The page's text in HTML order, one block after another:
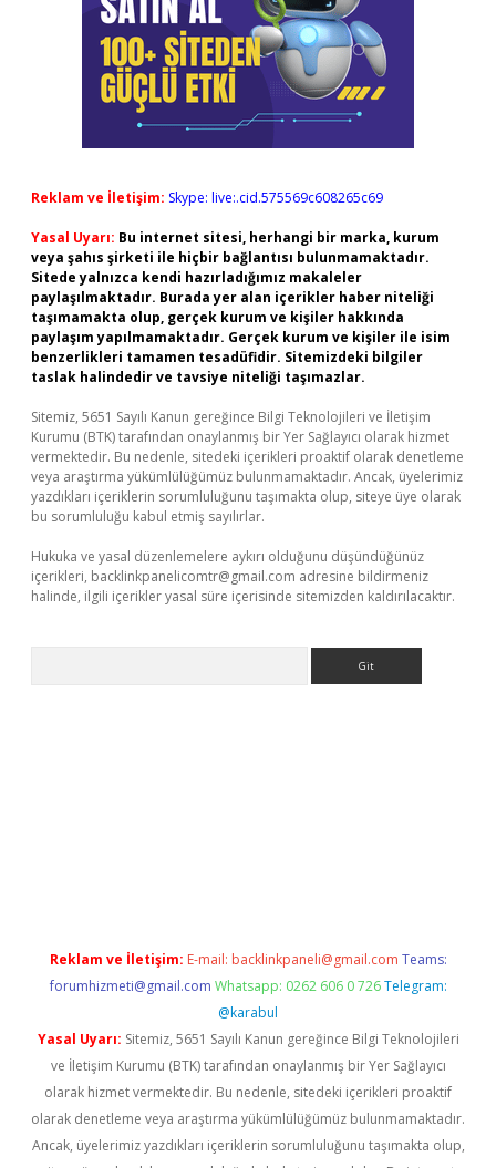
Reklam ve İletişim: Skype: live:.cid.575569c608265c69
Yasal Uyarı: Bu internet sitesi, herhangi bir marka, kurum
veya şahıs şirketi ile hiçbir bağlantısı bulunmamaktadır.
Sitede yalnızca kendi hazırladığımız makaleler
paylaşılmaktadır. Burada yer alan içerikler haber niteliği
taşımamakta olup, gerçek kurum ve kişiler hakkında
paylaşım yapılmamaktadır. Gerçek kurum ve kişiler ile isim
benzerlikleri tamamen tesadüfidir. Sitemizdeki bilgiler
taslak halindedir ve tavsiye niteliği taşımazlar.
Sitemiz, 5651 Sayılı Kanun gereğince Bilgi Teknolojileri ve İletişim
Kurumu (BTK) tarafından onaylanmış bir Yer Sağlayıcı olarak hizmet
vermektedir. Bu nedenle, sitedeki içerikleri proaktif olarak denetleme
veya araştırma yükümlülüğümüz bulunmamaktadır. Ancak, üyelerimiz
yazdıkları içeriklerin sorumluluğunu taşımakta olup, siteye üye olarak
bu sorumluluğu kabul etmiş sayılırlar.
Hukuka ve yasal düzenlemelere aykırı olduğunu düşündüğünüz
içerikleri, backlinkpanelicomtr@gmail.com adresine bildirmeniz
halinde, ilgili içerikler yasal süre içerisinde sitemizden kaldırılacaktır.
Reklam ve İletişim: E-mail: backlinkpaneli@gmail.com Teams:
forumhizmeti@gmail.com Whatsapp: 0262 606 0 726 Telegram:
@karabul
Yasal Uyarı: Sitemiz, 5651 Sayılı Kanun gereğince Bilgi Teknolojileri
ve İletişim Kurumu (BTK) tarafından onaylanmış bir Yer Sağlayıcı
olarak hizmet vermektedir. Bu nedenle, sitedeki içerikleri proaktif
olarak denetleme veya araştırma yükümlülüğümüz bulunmamaktadır.
Ancak, üyelerimiz yazdıkları içeriklerin sorumluluğunu taşımakta olup,